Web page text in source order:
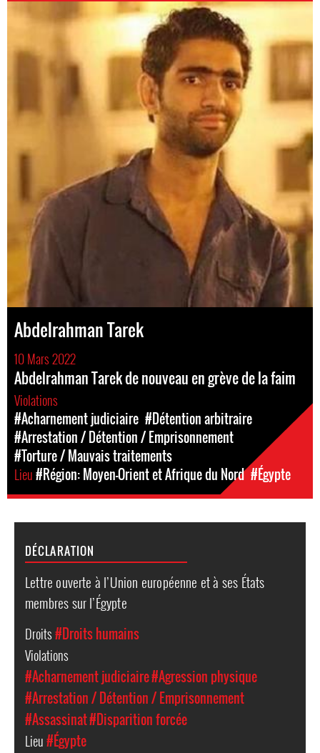
Abdelrahman Tarek
10 Mars 2022
Abdelrahman Tarek de nouveau en grève de la faim
Violations
#Acharnement judiciaire #Détention arbitraire
#Arrestation / Détention / Emprisonnement
#Torture / Mauvais traitements
Lieu#Région: Moyen-Orient et Afrique du Nord #Égypte
DÉCLARATION
Lettre ouverte à l’Union européenne et à ses États
membres sur l’Égypte
Droits#Droits humains
Violations
#Acharnement judiciaire#Agression physique
#Arrestation / Détention / Emprisonnement
#Assassinat#Disparition forcée
Lieu#Égypte